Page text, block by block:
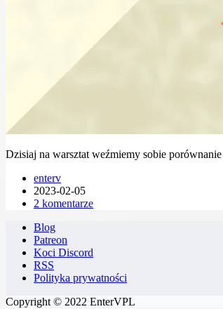
Dzisiaj na warsztat weźmiemy sobie
enterv
2023-02-05
2 komentarze
Blog
Patreon
Koci Discord
RSS
Polityka prywatności
Copyright © 2022 EnterVPL